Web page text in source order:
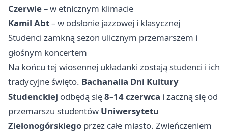
Czerwie– w etnicznym klimacie
Kamil Abt– w odsłonie jazzowej i klasycznej
Studenci zamkną sezon ulicznym przemarszem i
głośnym koncertem
Na końcu tej wiosennej układanki zostają studenci i ich
tradycyjne święto. Bachanalia Dni Kultury
Studenckiej odbędą się8–14 czerwca i zaczną się od
przemarszu studentów Uniwersytetu
Zielonogórskiego przez całe miasto. Zwieńczeniem